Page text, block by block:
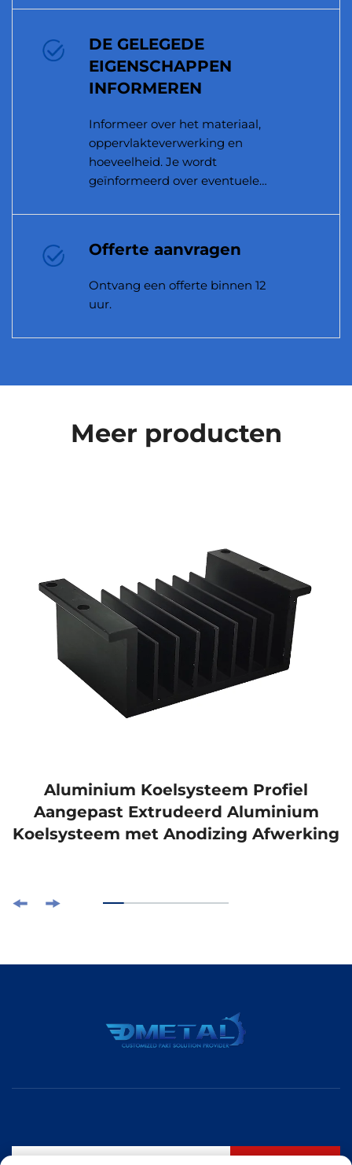
DE GELEGEDE
EIGENSCHAPPEN
INFORMEREN
Informeer over het materiaal,
oppervlakteverwerking en
hoeveelheid. Je wordt
geïnformeerd over eventuele
Offerte aanvragen
Ontvang een offerte binnen 12
uur.
Meer producten
Aluminium Koelsysteem Profiel
Aangepast Extrudeerd Aluminium
Koelsysteem met Anodizing Afwerking